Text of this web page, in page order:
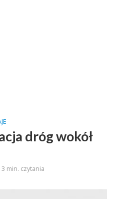
dróg wokół
3 min. czytania